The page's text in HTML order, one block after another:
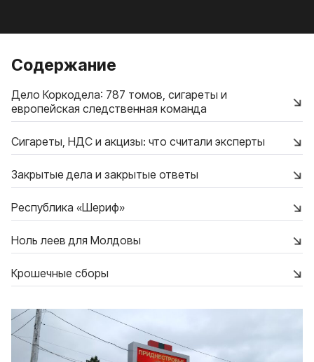
Содержание
Дело Коркодела: 787 томов, сигареты и
европейская следственная команда
Сигареты, НДС и акцизы: что считали эксперты
Закрытые дела и закрытые ответы
Республика «Шериф»
Ноль леев для Молдовы
Крошечные сборы